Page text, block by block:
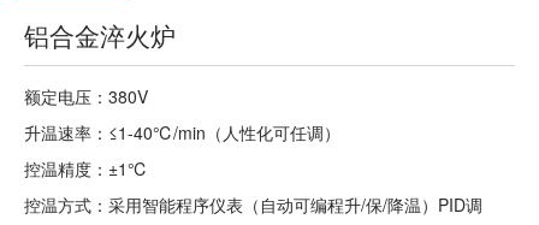
铝合金淬火炉
额定电压：380V
升温速率：≤1-40℃/min（人性化可任调）
控温精度：±1℃
控温方式：采用智能程序仪表（自动可编程升/保/降温）PID调